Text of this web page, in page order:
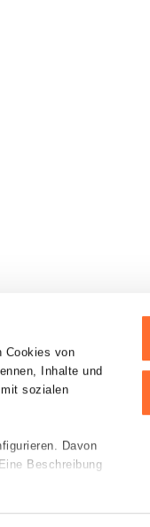
Cookies von
Inhalte und
sozialen
Davon
Beschreibung